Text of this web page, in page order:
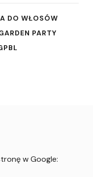
DO WŁOSÓW
PARTY
w Google: